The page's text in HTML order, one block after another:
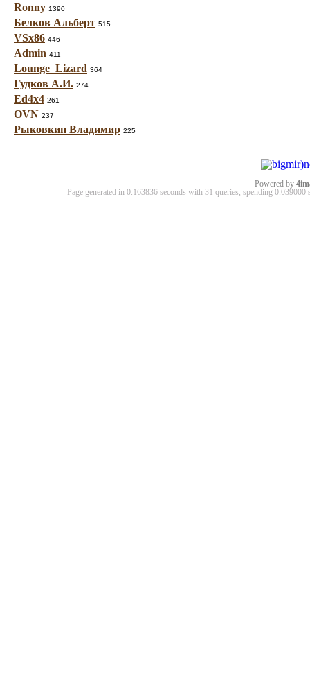
Ronny 1390
Белков Альберт 515
VSx86 446
Admin 411
Lounge_Lizard 364
Гудков А.И. 274
Ed4x4 261
OVN 237
Рыковкин Владимир 225
Powered by
Page generated in 0.163836 seconds with 31 queries, spending